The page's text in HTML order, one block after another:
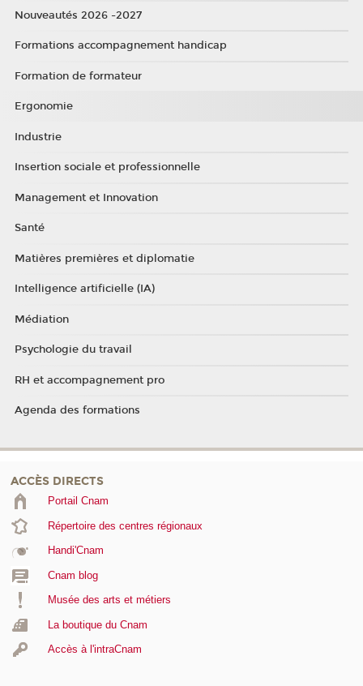
Nouveautés 2026 -2027
Formations accompagnement handicap
Formation de formateur
Ergonomie
Industrie
Insertion sociale et professionnelle
Management et Innovation
Santé
Matières premières et diplomatie
Intelligence artificielle (IA)
Médiation
Psychologie du travail
RH et accompagnement pro
Agenda des formations
ACCÈS DIRECTS
Portail Cnam
Répertoire des centres régionaux
Handi'Cnam
Cnam blog
Musée des arts et métiers
La boutique du Cnam
Accès à l'intraCnam